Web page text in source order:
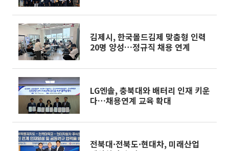
김제시, 한국몰드김제 맞춤형 인력
20명 양성…정규직 채용 연계
LG엔솔, 충북대와 배터리 인재 키운
다…채용연계 교육 확대
전북대·전북도·현대차, 미래산업